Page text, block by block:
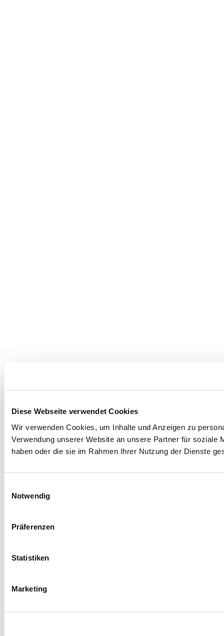
Diese Webseite verwendet Cookies
Wir verwenden Cookies, um Inhalte und Anzeigen zu
Verwendung unserer Website an unsere Partner für soziale
haben oder die sie im Rahmen Ihrer Nutzung der Dienste
Notwendig
Präferenzen
Statistiken
Marketing